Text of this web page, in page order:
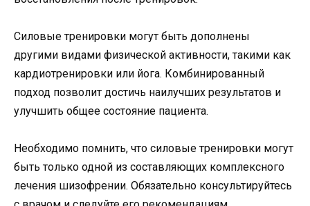
Силовые тренировки могут быть дополнены
другими видами физической активности, такими как
кардиотренировки или йога. Комбинированный
подход позволит достичь наилучших результатов и
улучшить общее состояние пациента.
Необходимо помнить, что силовые тренировки могут
быть только одной из составляющих комплексного
лечения шизофрении. Обязательно консультируйтесь